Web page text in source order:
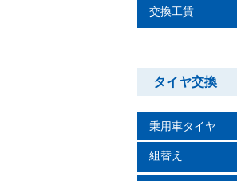
交換工賃
タイヤ交換
乗用車タイヤ
組替え